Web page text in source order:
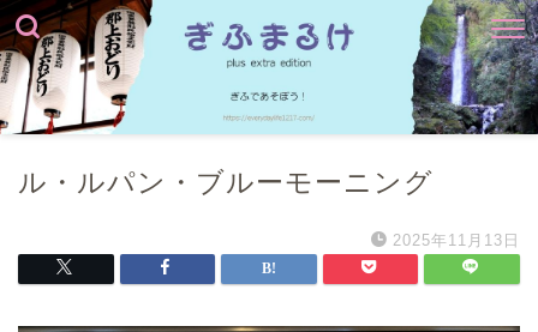
ル・ルパン・ブルーモーニング
2025年11月13日